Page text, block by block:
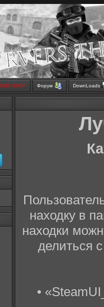
SMS SHOP Форум DownLoads
находку в
находки
делиться
•